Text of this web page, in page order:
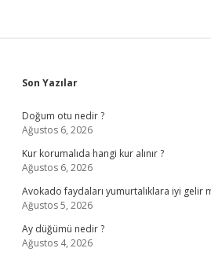
Sidebar
Son Yazılar
Doğum otu nedir ?
Ağustos 6, 2026
Kur korumalıda hangi kur alınır ?
Ağustos 6, 2026
Avokado faydaları yumurtalıklara iyi gelir
Ağustos 5, 2026
Ay düğümü nedir ?
Ağustos 4, 2026